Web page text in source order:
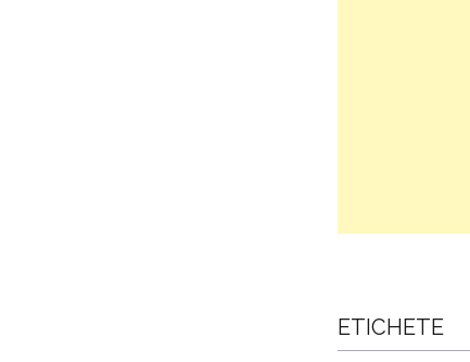
ETICHETE